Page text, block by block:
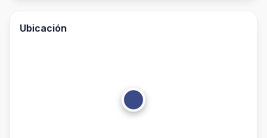
Ubicación